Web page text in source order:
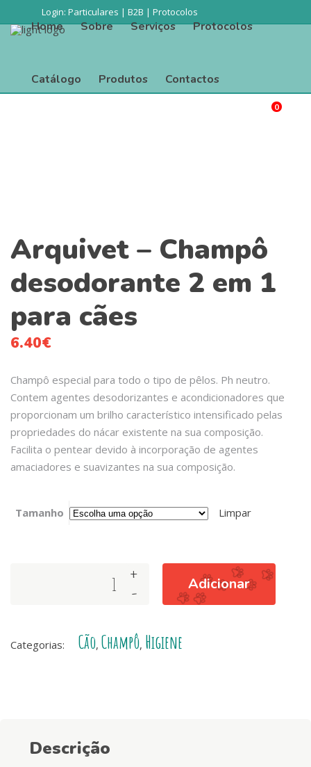
Login: Particulares | B2B | Protocolos
0
Home Sobre Serviços Protocolos
Catálogo Produtos Contactos
Arquivet – Champô
desodorante 2 em 1
para cães
6.40€
Champô especial para todo o tipo de pêlos. Ph neutro.
Contem agentes desodorizantes e acondicionadores que
proporcionam um brilho característico intensificado pelas
propriedades do nácar existente na sua composição.
Facilita o pentear devido à incorporação de agentes
amaciadores e suavizantes na sua composição.
Tamanho Limpar
2
-
+ Adicionar
Categorias: Cão, Champô, Higiene
Descrição